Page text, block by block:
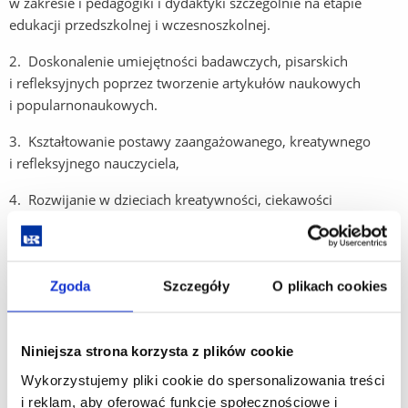
Zgoda Szczegóły O plikach cookies
Niniejsza strona korzysta z plików cookie
Wykorzystujemy pliki cookie do spersonalizowania treści
i reklam, aby oferować funkcje społecznościowe i
edukacji przedszkolnej i wczesnoszkolnej.
2. Doskonalenie umiejętności badawczych, pisarskich
i refleksyjnych poprzez tworzenie artykułów naukowych
i popularnonaukowych.
3. Kształtowanie postawy zaangażowanego, kreatywnego
i refleksyjnego nauczyciela,
4. Rozwijanie w dzieciach kreatywności, ciekawości
i dociekliwości w poznawaniu nowoczesnych przestrzeni
edukacyjnych.
Zarząd
Zuzanna Mazur – prezes
Julia Ortyl – zastępca prezesa